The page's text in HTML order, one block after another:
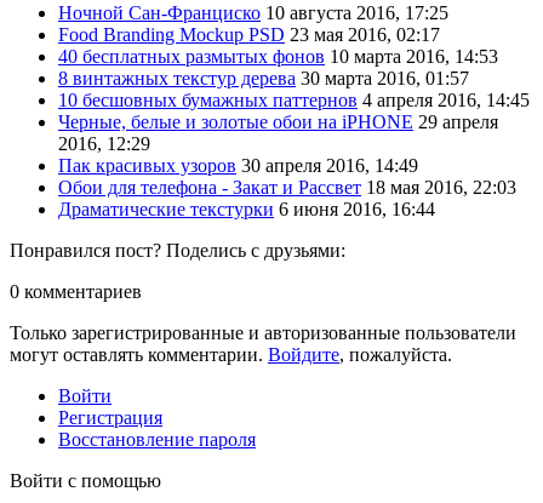
Ночной Сан-Франциско 10 августа 2016, 17:25
Food Branding Mockup PSD 23 мая 2016, 02:17
40 бесплатных размытых фонов 10 марта 2016, 14:53
8 винтажных текстур дерева 30 марта 2016, 01:57
10 бесшовных бумажных паттернов 4 апреля 2016, 14:45
Черные, белые и золотые обои на iPHONE 29 апреля
2016, 12:29
Пак красивых узоров 30 апреля 2016, 14:49
Обои для телефона - Закат и Рассвет 18 мая 2016, 22:03
Драматические текстурки 6 июня 2016, 16:44
Понравился пост? Поделись с друзьями:
0 комментариев
Только зарегистрированные и авторизованные пользователи
могут оставлять комментарии. Войдите, пожалуйста.
Войти
Регистрация
Восстановление пароля
Войти с помощью